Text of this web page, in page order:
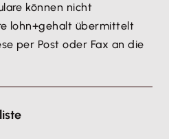
wurde vor dem Bezug
aufgenommen: Ist-
erhöhen.
wurde während des
dem Ist-Entgelt
zur 'Veränderung im
können nicht
lohn+gehalt übermittelt
per Post oder Fax an die